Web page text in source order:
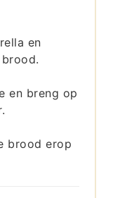
en
en breng op
brood erop